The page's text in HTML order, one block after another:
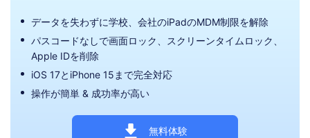
データを失わずに学校、会社のiPadのMDM制限を解除
パスコードなしで画面ロック、スクリーンタイムロック、
Apple IDを削除
iOS 17とiPhone 15まで完全対応
操作が簡単 & 成功率が高い
無料体験